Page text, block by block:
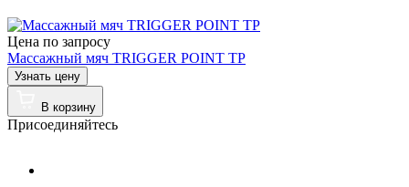
Цена по запросу
Массажный мяч TRIGGER POINT TP
Узнать цену
В корзину
Присоединяйтесь